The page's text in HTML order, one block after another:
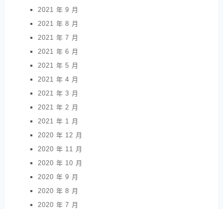
2021 年 9 月
2021 年 8 月
2021 年 7 月
2021 年 6 月
2021 年 5 月
2021 年 4 月
2021 年 3 月
2021 年 2 月
2021 年 1 月
2020 年 12 月
2020 年 11 月
2020 年 10 月
2020 年 9 月
2020 年 8 月
2020 年 7 月